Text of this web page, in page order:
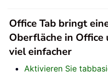
Office Tab bringt
Oberfläche in
viel einfacher
Aktivieren Sie